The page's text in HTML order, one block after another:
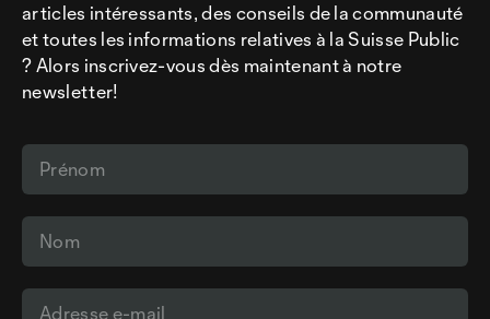
articles intéressants, des conseils de la communauté
et toutes les informations relatives à la Suisse Public
? Alors inscrivez-vous dès maintenant à notre
newsletter!